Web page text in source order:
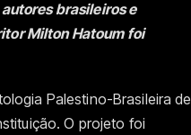
brasileiros e
Milton Hatoum foi
Palestino-Brasileira de
O projeto foi